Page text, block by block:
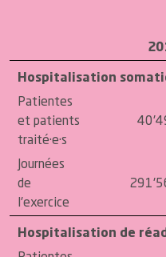
Hospitalisation
Patientes
et patients
traité·e·s
Journées
de
l'exercice
Hospitalisation de